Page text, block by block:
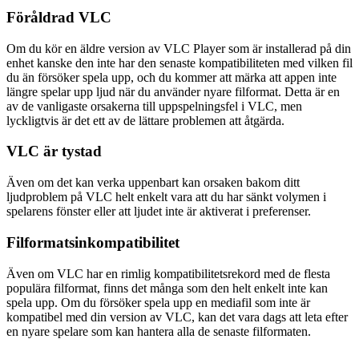
Föråldrad VLC
Om du kör en äldre version av VLC Player som är installerad på din
enhet kanske den inte har den senaste kompatibiliteten med vilken fil
du än försöker spela upp, och du kommer att märka att appen inte
längre spelar upp ljud när du använder nyare filformat. Detta är en
av de vanligaste orsakerna till uppspelningsfel i VLC, men
lyckligtvis är det ett av de lättare problemen att åtgärda.
VLC är tystad
Även om det kan verka uppenbart kan orsaken bakom ditt
ljudproblem på VLC helt enkelt vara att du har sänkt volymen i
spelarens fönster eller att ljudet inte är aktiverat i preferenser.
Filformatsinkompatibilitet
Även om VLC har en rimlig kompatibilitetsrekord med de flesta
populära filformat, finns det många som den helt enkelt inte kan
spela upp. Om du försöker spela upp en mediafil som inte är
kompatibel med din version av VLC, kan det vara dags att leta efter
en nyare spelare som kan hantera alla de senaste filformaten.